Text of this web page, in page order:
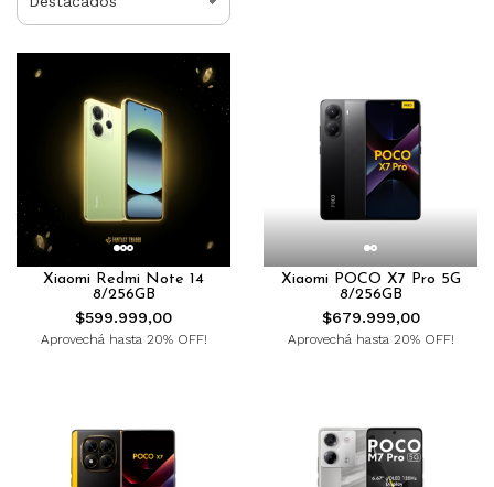
Xiaomi Redmi Note 14
8/256GB
$599.999,00
Aprovechá hasta 20% OFF!
Xiaomi POCO X7 Pro 5G
8/256GB
$679.999,00
Aprovechá hasta 20% OFF!